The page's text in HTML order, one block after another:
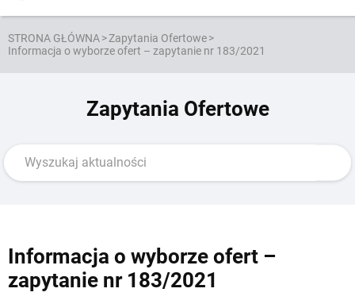
STRONA GŁÓWNA>Zapytania Ofertowe>
Informacja o wyborze ofert – zapytanie nr 183/2021
Zapytania Ofertowe
Informacja o wyborze ofert –
zapytanie nr 183/2021